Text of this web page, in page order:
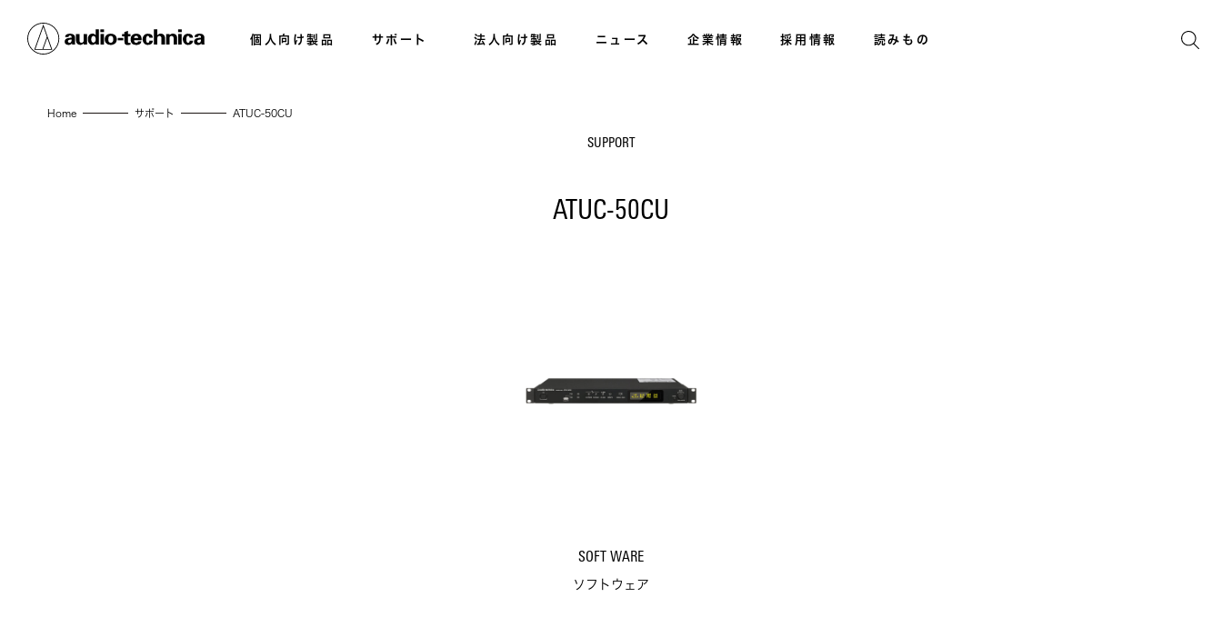
個人向け製品 サポート 法人向け製品 ニュース 企業情報 採用情報 読みもの
Home サポート ATUC-50CU
SUPPORT
ATUC-50CU
SOFT WARE
ソフトウェア